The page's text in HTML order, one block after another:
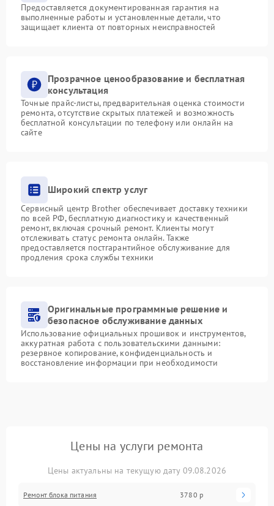
Предоставляется документированная гарантия на
выполненные работы и установленные детали, что
защищает клиента от повторных неисправностей
Прозрачное ценообразование и бесплатная
консультация
Точные прайс-листы, предварительная оценка стоимости
ремонта, отсутствие скрытых платежей и возможность
бесплатной консультации по телефону или онлайн на
сайте
Широкий спектр услуг
Сервисный центр Brother обеспечивает доставку техники
по всей РФ, бесплатную диагностику и качественный
ремонт, включая срочный ремонт. Клиенты могут
отслеживать статус ремонта онлайн. Также
предоставляется постгарантийное обслуживание для
продления срока службы техники
Оригинальные программные решение и
безопасное обслуживание данных
Использование официальных прошивок и инструментов,
аккуратная работа с пользовательскими данными:
резервное копирование, конфиденциальность и
восстановление информации при необходимости
Цены на услуги ремонта
Цены актуальны на текущую дату 09.08.2026
Ремонт блока питания 3780 р